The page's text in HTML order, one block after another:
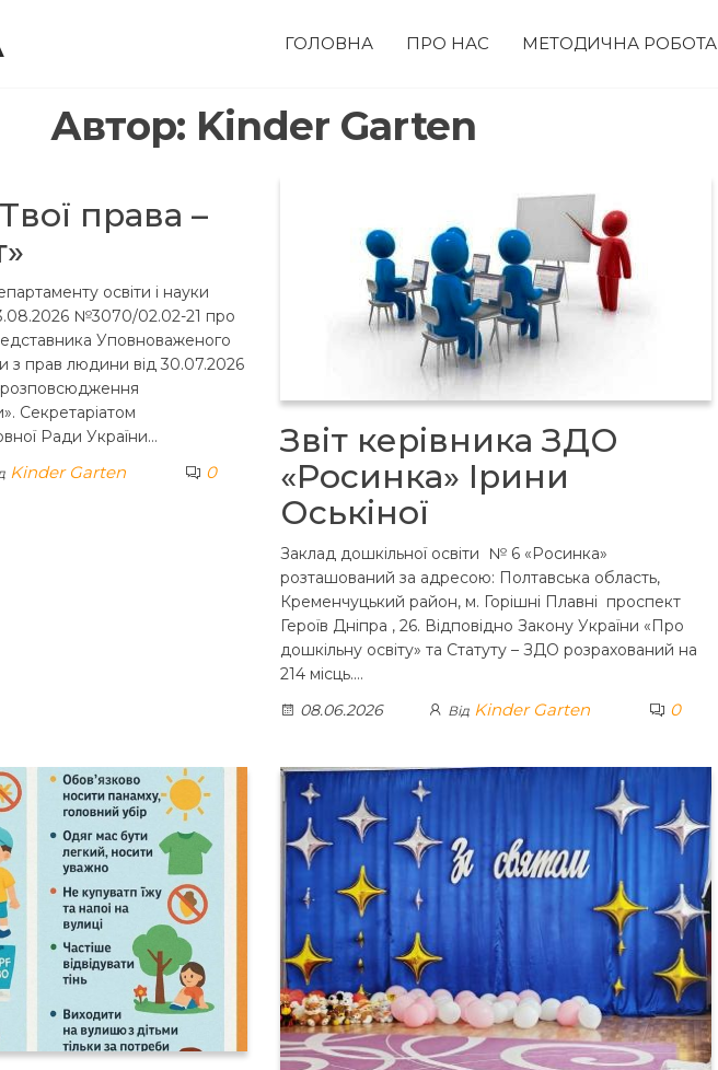
ГОЛОВНА ПРО НАС МЕТОДИЧНА РОБОТА
Автор: Kinder Garten
права –
освіти і науки
№3070/02.02-21 про
Уповноваженого
з прав людини від 30.07.2026
Секретаріатом
Ради України…
Kinder Garten 0
Звіт керівника ЗДО
«Росинка» Ірини
Оськіної
Заклад дошкільної освіти № 6 «Росинка»
розташований за адресою: Полтавська область,
Кременчуцький район, м. Горішні Плавні проспект
Героїв Дніпра , 26. Відповідно Закону України «Про
дошкільну освіту» та Статуту – ЗДО розрахований на
214 місць.…
08.06.2026
Від Kinder Garten 0